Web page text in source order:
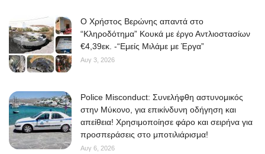
O Χρήστος Βερώνης απαντά στο
“Κληροδότημα” Κουκά με έργο Αντλιοστασίων
€4,39εκ. -“Εμείς Μιλάμε με Έργα”
Αυγ 3, 2026
Police Misconduct: Συνελήφθη αστυνομικός
στην Μύκονο, για επικίνδυνη οδήγηση και
απείθεια! Χρησιμοποίησε φάρο και σειρήνα για
προσπεράσεις στο μποτιλιάρισμα!
Αυγ 6, 2026